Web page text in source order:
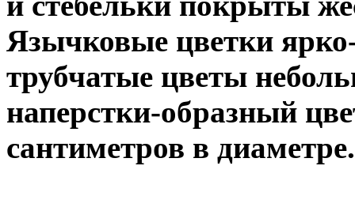
Язычковые цветки
трубчатые цветы
наперстки-образный
сантиметров в диаметре.